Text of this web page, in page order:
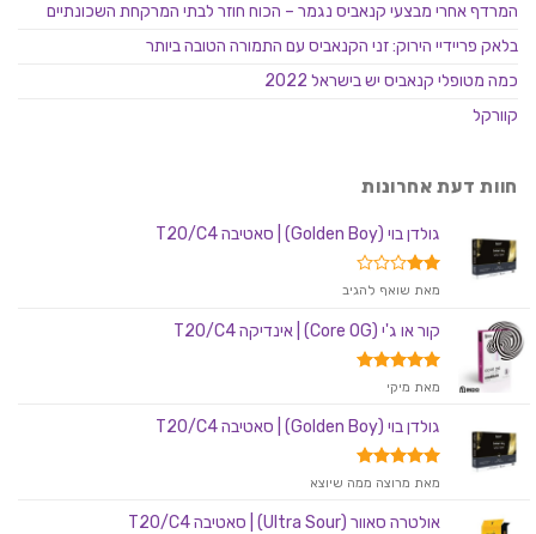
המרדף אחרי מבצעי קנאביס נגמר – הכוח חוזר לבתי המרקחת השכונתיים
בלאק פריידיי הירוק: זני הקנאביס עם התמורה הטובה ביותר
כמה מטופלי קנאביס יש בישראל 2022
קוורקל
חוות דעת אחרונות
גולדן בוי (Golden Boy) | סאטיבה T20/C4
דורג
5
מאת שואף להגיב
קור או ג'י (Core OG) | אינדיקה T20/C4
דורג5
מאת מיקי
גולדן בוי (Golden Boy) | סאטיבה T20/C4
דורג5
מאת מרוצה ממה שיוצא
אולטרה סאוור (Ultra Sour) | סאטיבה T20/C4